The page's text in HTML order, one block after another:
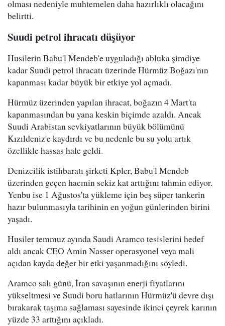
olması nedeniyle muhtemelen daha hazırlıklı olacağını
belirtti.
Suudi petrol ihracatı düşüyor
Husilerin Babu'l Mendeb'e uyguladığı abluka şimdiye
kadar Suudi petrol ihracatı üzerinde Hürmüz Boğazı'nın
kapanması kadar büyük bir etkiye yol açmadı.
Hürmüz üzerinden yapılan ihracat, boğazın 4 Mart'ta
kapanmasından bu yana keskin biçimde azaldı. Ancak
Suudi Arabistan sevkiyatlarının büyük bölümünü
Kızıldeniz'e kaydırdı ve bu nedenle bu su yolu artık
özellikle hassas hale geldi.
Denizcilik istihbaratı şirketi Kpler, Babu'l Mendeb
üzerinden geçen hacmin sekiz kat arttığını tahmin ediyor.
Yenbu ise 1 Ağustos'ta yükleme için beş süper tankerin
hazır bulunmasıyla tarihinin en yoğun günlerinden birini
yaşadı.
Husiler temmuz ayında Saudi Aramco tesislerini hedef
aldı ancak CEO Amin Nasser operasyonel veya mali
açıdan kayda değer bir etki yaşanmadığını söyledi.
Aramco salı günü, İran savaşının enerji fiyatlarını
yükseltmesi ve Suudi boru hatlarının Hürmüz'ü devre dışı
bırakarak taşıma sağlaması sayesinde ikinci çeyrek karının
yüzde 33 arttığını açıkladı.